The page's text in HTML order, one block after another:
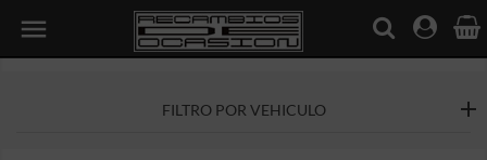

FILTRO POR VEHICULO